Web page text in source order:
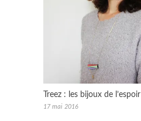
Treez : les bijoux de l’espoir
17 mai 2016